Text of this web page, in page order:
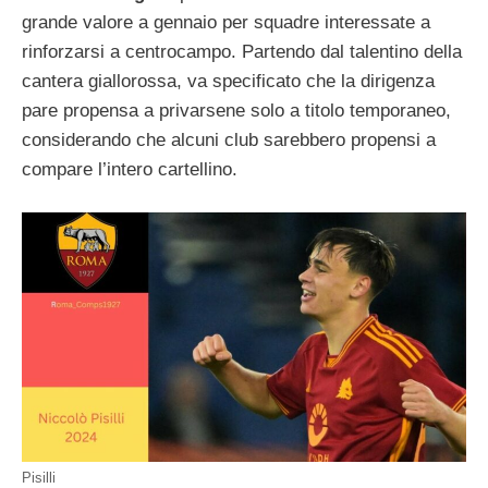
grande valore a gennaio per squadre interessate a
rinforzarsi a centrocampo. Partendo dal talentino della
cantera giallorossa, va specificato che la dirigenza
pare propensa a privarsene solo a titolo temporaneo,
considerando che alcuni club sarebbero propensi a
compare l’intero cartellino.
Pisilli